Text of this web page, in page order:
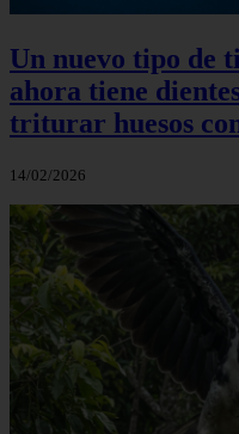
Un nuevo tipo de
ahora tiene
triturar huesos
14/02/2026